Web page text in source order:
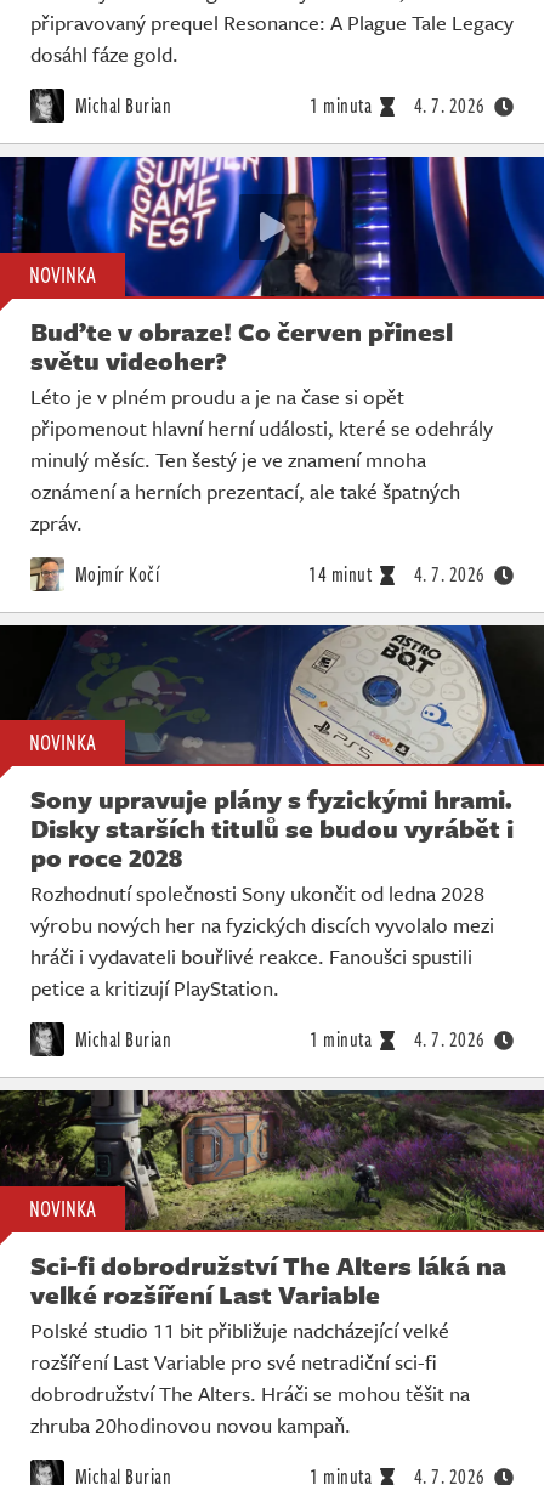
připravovaný prequel Resonance: A Plague Tale Legacy
dosáhl fáze gold.
Michal Burian 1 minuta 4. 7. 2026
NOVINKA
Buďte v obraze! Co červen přinesl
světu videoher?
Léto je v plném proudu a je na čase si opět
připomenout hlavní herní události, které se odehrály
minulý měsíc. Ten šestý je ve znamení mnoha
oznámení a herních prezentací, ale také špatných
zpráv.
Mojmír Kočí 14 minut 4. 7. 2026
NOVINKA
Sony upravuje plány s fyzickými hrami.
Disky starších titulů se budou vyrábět i
po roce 2028
Rozhodnutí společnosti Sony ukončit od ledna 2028
výrobu nových her na fyzických discích vyvolalo mezi
hráči i vydavateli bouřlivé reakce. Fanoušci spustili
petice a kritizují PlayStation.
Michal Burian 1 minuta 4. 7. 2026
NOVINKA
Sci-fi dobrodružství The Alters láká na
velké rozšíření Last Variable
Polské studio 11 bit přibližuje nadcházející velké
rozšíření Last Variable pro své netradiční sci-fi
dobrodružství The Alters. Hráči se mohou těšit na
zhruba 20hodinovou novou kampaň.
Michal Burian 1 minuta 4. 7. 2026